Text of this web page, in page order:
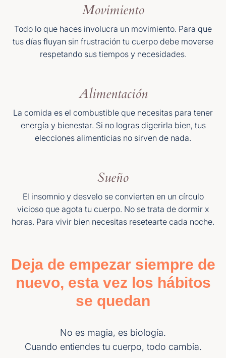
Movimiento
Todo lo que haces involucra un movimiento. Para que
tus días fluyan sin frustración tu cuerpo debe moverse
respetando sus tiempos y necesidades.
Alimentación
La comida es el combustible que necesitas para tener
energía y bienestar. Si no logras digerirla bien, tus
elecciones alimenticias no sirven de nada.
Sueño
El insomnio y desvelo se convierten en un círculo
vicioso que agota tu cuerpo. No se trata de dormir x
horas. Para vivir bien necesitas resetearte cada noche.
Deja de empezar siempre de
nuevo, esta vez los hábitos
se quedan
No es magia, es biología.
Cuando entiendes tu cuerpo, todo cambia.